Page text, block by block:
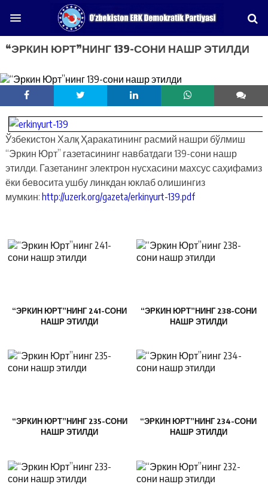
“ЭРКИН ЮРТ”НИНГ 139-СОНИ НАШР ЭТИЛДИ
Ўзбекистон Халқ Ҳаракатининг расмий нашри бўлмиш
“Эркин Юрт” газетасининг навбатдаги 139-сони нашр
этилди. Газетанинг электрон нусхасини махсус саҳифамиз
ёки бевосита ушбу линкдан юклаб олишингиз
мумкин: http://uzerk.org/gazeta/erkinyurt-139.pdf
“ЭРКИН ЮРТ”НИНГ 241-СОНИ
НАШР ЭТИЛДИ
“ЭРКИН ЮРТ”НИНГ 238-СОНИ
НАШР ЭТИЛДИ
“ЭРКИН ЮРТ”НИНГ 235-СОНИ
НАШР ЭТИЛДИ
“ЭРКИН ЮРТ”НИНГ 234-СОНИ
НАШР ЭТИЛДИ